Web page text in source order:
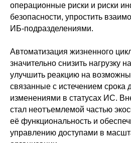
операционные риски и риски
безопасности, упростить
ИБ-подразделениями.
Автоматизация жизненного
значительно снизить нагрузку
улучшить реакцию на
связанные с истечением срока
изменениями в статусах ИС.
стал неотъемлемой частью
её функциональность и
управлению доступами в